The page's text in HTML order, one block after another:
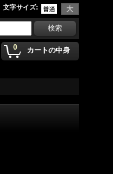
文字サイズ:
0 カートの中身